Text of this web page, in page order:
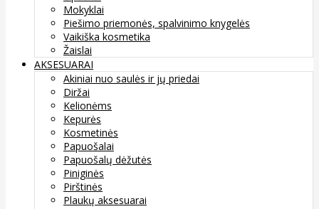
Mokyklai
Piešimo priemonės, spalvinimo knygelės
Vaikiška kosmetika
Žaislai
AKSESUARAI
Akiniai nuo saulės ir jų priedai
Diržai
Kelionėms
Kepurės
Kosmetinės
Papuošalai
Papuošalų dėžutės
Piniginės
Pirštinės
Plaukų aksesuarai